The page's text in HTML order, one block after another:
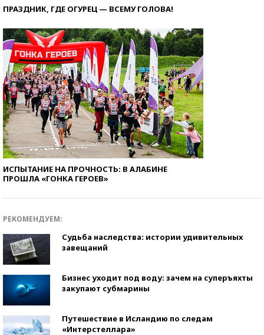
ПРАЗДНИК, ГДЕ ОГУРЕЦ — ВСЕМУ ГОЛОВА!
ИСПЫТАНИЕ НА ПРОЧНОСТЬ: В АЛАБИНЕ
ПРОШЛА «ГОНКА ГЕРОЕВ»
РЕКОМЕНДУЕМ:
Судьба наследства: истории удивительных
завещаний
Бизнес уходит под воду: зачем на суперъяхты
закупают субмарины
Путешествие в Исландию по следам
«Интерстеллара»